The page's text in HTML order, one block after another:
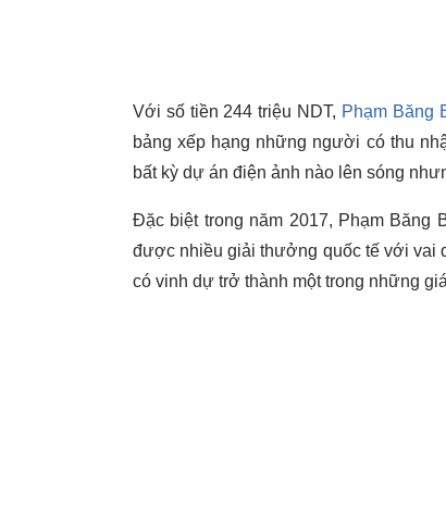
Với số tiền 244 triệu NDT, Phạm Băng
bảng xếp hạng những người có thu
bất kỳ dự án điện ảnh nào lên sóng
Đặc biệt trong năm 2017, Phạm Băng
được nhiều giải thưởng quốc tế với vai
có vinh dự trở thành một trong những